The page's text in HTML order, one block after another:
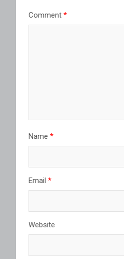
Comment *
Name *
Email *
Website